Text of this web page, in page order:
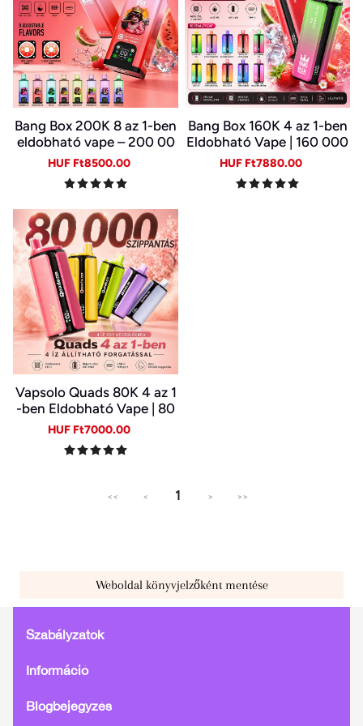
Bang Box 200K 8 az 1-ben
eldobható vape – 200 00
0 slukk, 10 íz
Sale
HUF Ft8500.00
Bang Box 160K 4 az 1-ben
Eldobható Vape | 160 000
Slukk | 4 Íz Egy Készülékb
en | Type-C | 0–5% Nikotin
Sale
HUF Ft7880.00
Vapsolo Quads 80K 4 az 1
-ben Eldobható Vape | 80
000 Slukk, Több Íz Egy Ké
szülékben
Sale
HUF Ft7000.00
<< < 1 > >>
Weboldal könyvjelzőként mentése
Szabályzatok
Információ
Blogbejegyzés